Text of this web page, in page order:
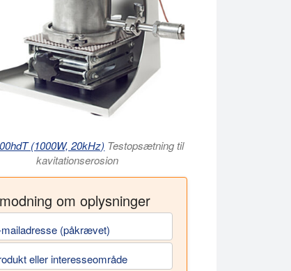
(1000W, 20kHz) Testopsætning til
kavitationserosion
om oplysninger
(påkrævet)
eller interesseområde